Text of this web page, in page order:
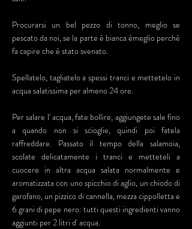
Procurarsi un bel pezzo di tonno, meglio se
pescato da noi, se la parte è bianca èmeglio perchè
fa capire che è stato svenato.
Spellatelo, tagliatelo a spessi tranci e mettetelo in
acqua salatissima per almeno 24 ore.
Per salare l' acqua, fate bollire, aggiungete sale fino
a quando non si scioglie, quindi poi fatela
raffreddare. Passato il tempo della salamoia,
scolate delicatamente i tranci e metteteli a
cuocere in altra acqua salata normalmente e
aromatizzata con uno spicchio di aglio, un chiodo di
garofano, un pizzico di cannella, mezza cippolletta e
6 grani di pepe nero: tutti questi ingredienti vanno
aggiunti per 2 litri d' acqua.